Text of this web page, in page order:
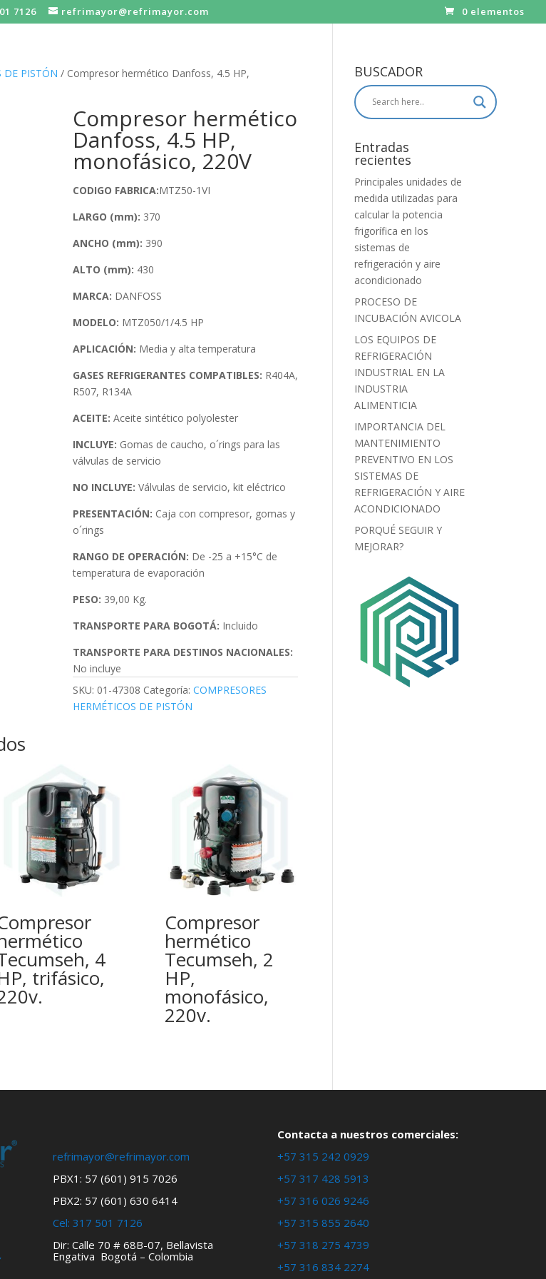
7126 refrimayor@refrimayor.com 0 elementos
DE PISTÓN / Compresor hermético Danfoss, 4.5 HP,
Compresor hermético
Danfoss, 4.5 HP,
monofásico, 220V
CODIGO FABRICA:MTZ50-1VI
LARGO (mm): 370
ANCHO (mm): 390
ALTO (mm): 430
MARCA: DANFOSS
MODELO: MTZ050/1/4.5 HP
APLICACIÓN: Media y alta temperatura
GASES REFRIGERANTES COMPATIBLES: R404A,
R507, R134A
ACEITE: Aceite sintético polyolester
INCLUYE: Gomas de caucho, o´rings para las
válvulas de servicio
NO INCLUYE: Válvulas de servicio, kit eléctrico
PRESENTACIÓN: Caja con compresor, gomas y
o´rings
RANGO DE OPERACIÓN: De -25 a +15°C de
temperatura de evaporación
PESO: 39,00 Kg.
TRANSPORTE PARA BOGOTÁ: Incluido
TRANSPORTE PARA DESTINOS NACIONALES:
No incluye
SKU: 01-47308 Categoría: COMPRESORES
HERMÉTICOS DE PISTÓN
4
trifásico,
Compresor
hermético
Tecumseh, 2
HP,
monofásico,
220v.
BUSCADOR
Entradas
recientes
Principales unidades de
medida utilizadas para
calcular la potencia
frigorífica en los
sistemas de
refrigeración y aire
acondicionado
PROCESO DE
INCUBACIÓN AVICOLA
LOS EQUIPOS DE
REFRIGERACIÓN
INDUSTRIAL EN LA
INDUSTRIA
ALIMENTICIA
IMPORTANCIA DEL
MANTENIMIENTO
PREVENTIVO EN LOS
SISTEMAS DE
REFRIGERACIÓN Y AIRE
ACONDICIONADO
PORQUÉ SEGUIR Y
MEJORAR?
refrimayor@refrimayor.com
PBX1: 57 (601) 915 7026
PBX2: 57 (601) 630 6414
Cel: 317 501 7126
Dir: Calle 70 # 68B-07, Bellavista
Engativa Bogotá – Colombia
Contacta a nuestros comerciales:
+57 315 242 0929
+57 317 428 5913
+57 316 026 9246
+57 315 855 2640
+57 318 275 4739
+57 316 834 2274